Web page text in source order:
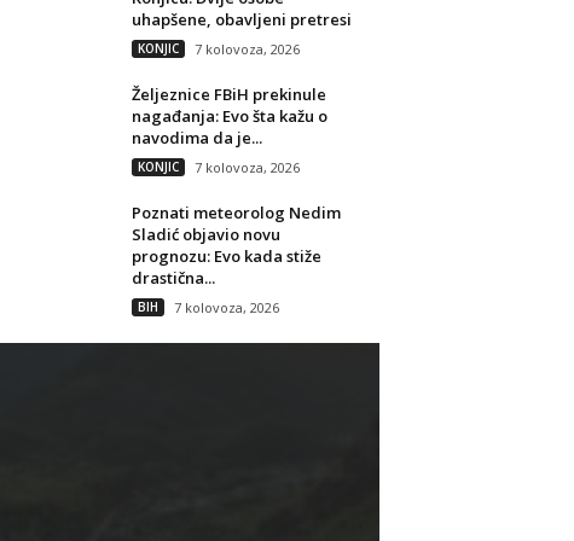
uhapšene, obavljeni pretresi
KONJIC 7 kolovoza, 2026
Željeznice FBiH prekinule
nagađanja: Evo šta kažu o
navodima da je...
KONJIC 7 kolovoza, 2026
Poznati meteorolog Nedim
Sladić objavio novu
prognozu: Evo kada stiže
drastična...
BIH 7 kolovoza, 2026